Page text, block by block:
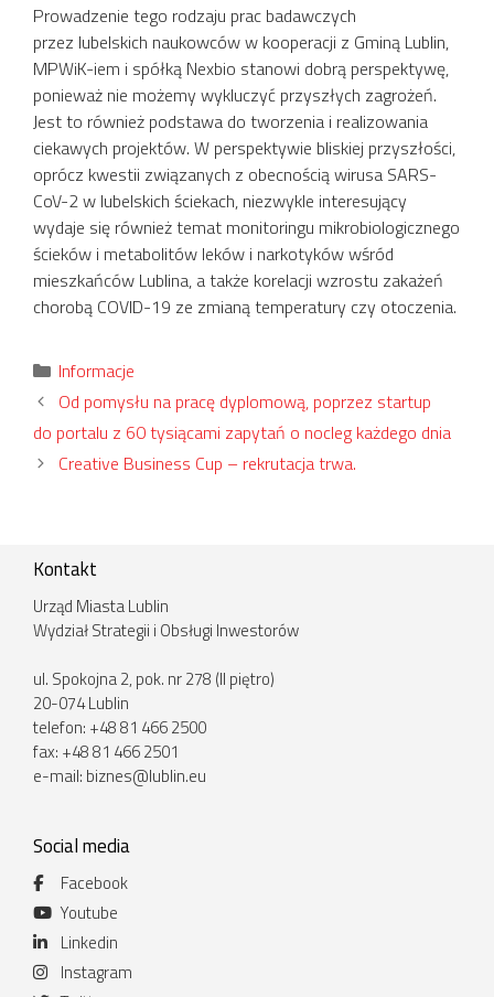
Prowadzenie tego rodzaju prac badawczych
przez lubelskich naukowców w kooperacji z Gminą Lublin,
MPWiK-iem i spółką Nexbio stanowi dobrą perspektywę,
ponieważ nie możemy wykluczyć przyszłych zagrożeń.
Jest to również podstawa do tworzenia i realizowania
ciekawych projektów. W perspektywie bliskiej przyszłości,
oprócz kwestii związanych z obecnością wirusa SARS-
CoV-2 w lubelskich ściekach, niezwykle interesujący
wydaje się również temat monitoringu mikrobiologicznego
ścieków i metabolitów leków i narkotyków wśród
mieszkańców Lublina, a także korelacji wzrostu zakażeń
chorobą COVID-19 ze zmianą temperatury czy otoczenia.
Kategorie
Informacje
Od pomysłu na pracę dyplomową, poprzez startup
do portalu z 60 tysiącami zapytań o nocleg każdego dnia
Creative Business Cup – rekrutacja trwa.
Kontakt
Urząd Miasta Lublin
Wydział Strategii i Obsługi Inwestorów
ul. Spokojna 2, pok. nr 278 (II piętro)
20-074 Lublin
telefon: +48 81 466 2500
fax: +48 81 466 2501
e-mail: biznes@lublin.eu
Social media
Facebook
Youtube
Linkedin
Instagram